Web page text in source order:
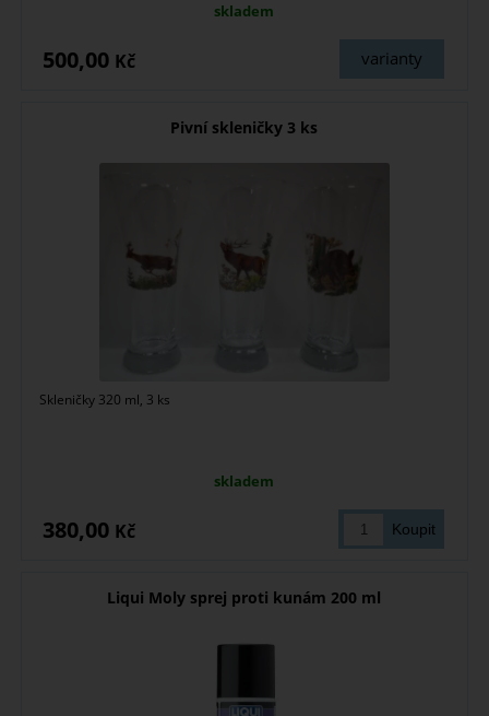
skladem
varianty
500,00 Kč
Pivní skleničky 3 ks
Skleničky 320 ml, 3 ks
skladem
380,00 Kč
Liqui Moly sprej proti kunám 200 ml